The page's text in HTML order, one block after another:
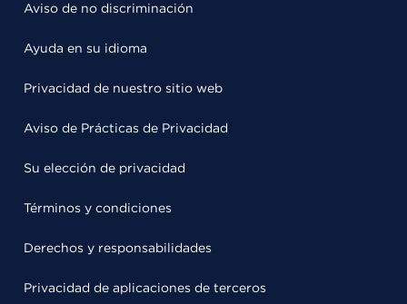
Aviso de no discriminación
Ayuda en su idioma
Privacidad de nuestro sitio web
Aviso de Prácticas de Privacidad
Su elección de privacidad
Términos y condiciones
Derechos y responsabilidades
Privacidad de aplicaciones de terceros